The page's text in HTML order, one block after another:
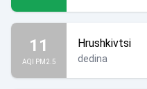
11
AQI PM2.5
Hrushkivtsi
dedina